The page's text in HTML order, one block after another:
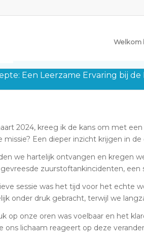
Welkom
Een Leerzame Ervaring bij de
2024, kreeg ik de kans om met
missie? Een dieper inzicht krijgen in
we hartelijk ontvangen en kregen
zuurstoftankincidenten, een
sessie was het tijd voor het echte
onder druk gebracht, terwijl we
op onze oren was voelbaar en het
ons lichaam reageert op deze